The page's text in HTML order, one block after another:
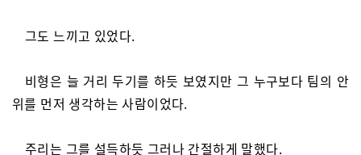
그도 느끼고 있었다.
비형은 늘 거리 두기를 하듯 보였지만 그 누구보다 팀의 안
위를 먼저 생각하는 사람이었다.
주리는 그를 설득하듯 그러나 간절하게 말했다.